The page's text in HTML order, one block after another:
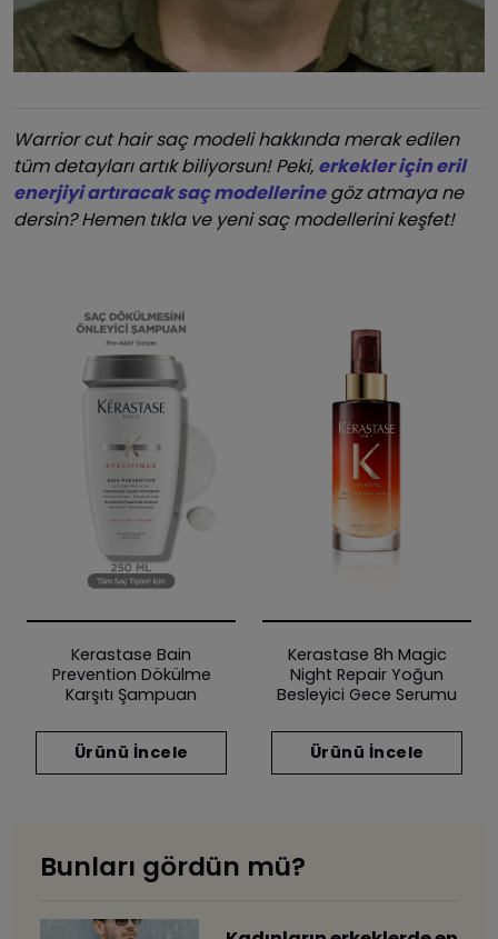
Warrior cut hair saç modeli hakkında merak edilen
tüm detayları artık biliyorsun! Peki, erkekler için eril
enerjiyi artıracak saç modellerinegöz atmaya ne
dersin? Hemen tıkla ve yeni saç modellerini keşfet!
Kerastase Bain
Prevention Dökülme
Karşıtı Şampuan
Ürünü İncele
Kerastase 8h Magic
Night Repair Yoğun
Besleyici Gece Serumu
Ürünü İncele
Bunları gördün mü?